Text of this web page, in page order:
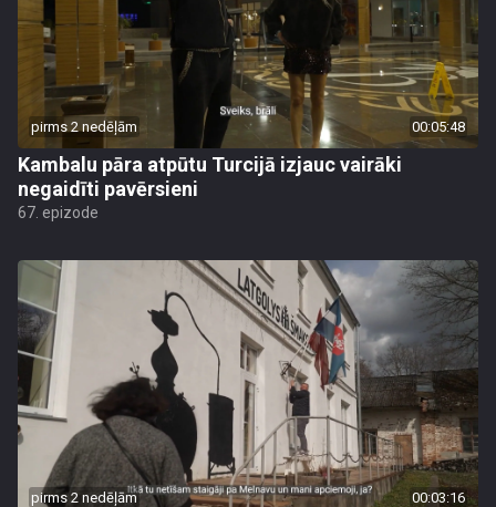
pirms 2 nedēļām 00:05:48
Kambalu pāra atpūtu Turcijā izjauc vairāki
negaidīti pavērsieni
67. epizode
pirms 2 nedēļām 00:03:16